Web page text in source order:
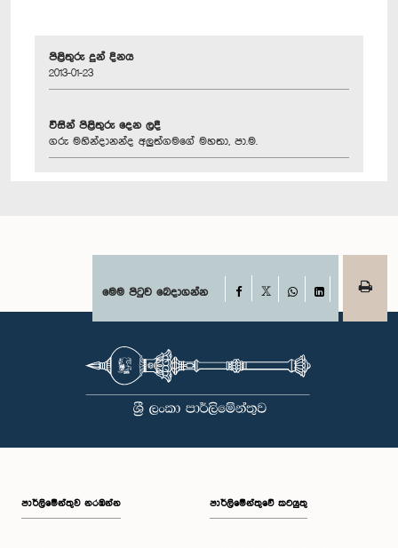
පිළිතුරු දුන් දිනය
2013-01-23
විසින් පිළිතුරු දෙන ලදී
ගරු මහින්දානන්ද අලුත්ගමගේ මහතා, පා.ම.
මෙම පිටුව බෙදාගන්න Facebook
WhatsAppLinkedIn
පාර්ලි‌මේන්තුව නරඹන්න පාර්ලිමේන්තුවේ කටයුතු